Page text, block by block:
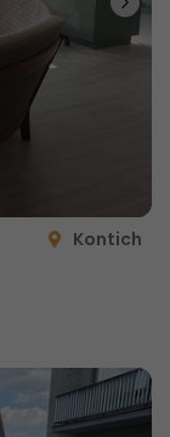
Kontich